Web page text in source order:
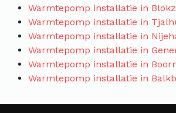
Warmtepomp installatie in
Warmtepomp installatie in
Warmtepomp installatie in
Warmtepomp installatie in
Warmtepomp installatie in
Warmtepomp installatie in